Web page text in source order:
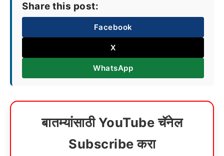
Share this post:
Facebook
X
WhatsApp
बातम्यांसाठी YouTube चॅनेल
Subscribe करा